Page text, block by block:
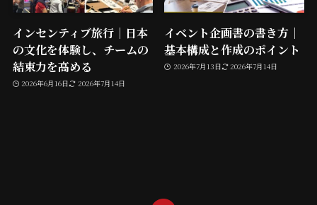
インセンティブ旅行｜日本
の文化を体験し、チームの
結束力を高める
2026年6月16日 2026年7月14日
イベント企画書の書き方｜
基本構成と作成のポイント
2026年7月13日 2026年7月14日